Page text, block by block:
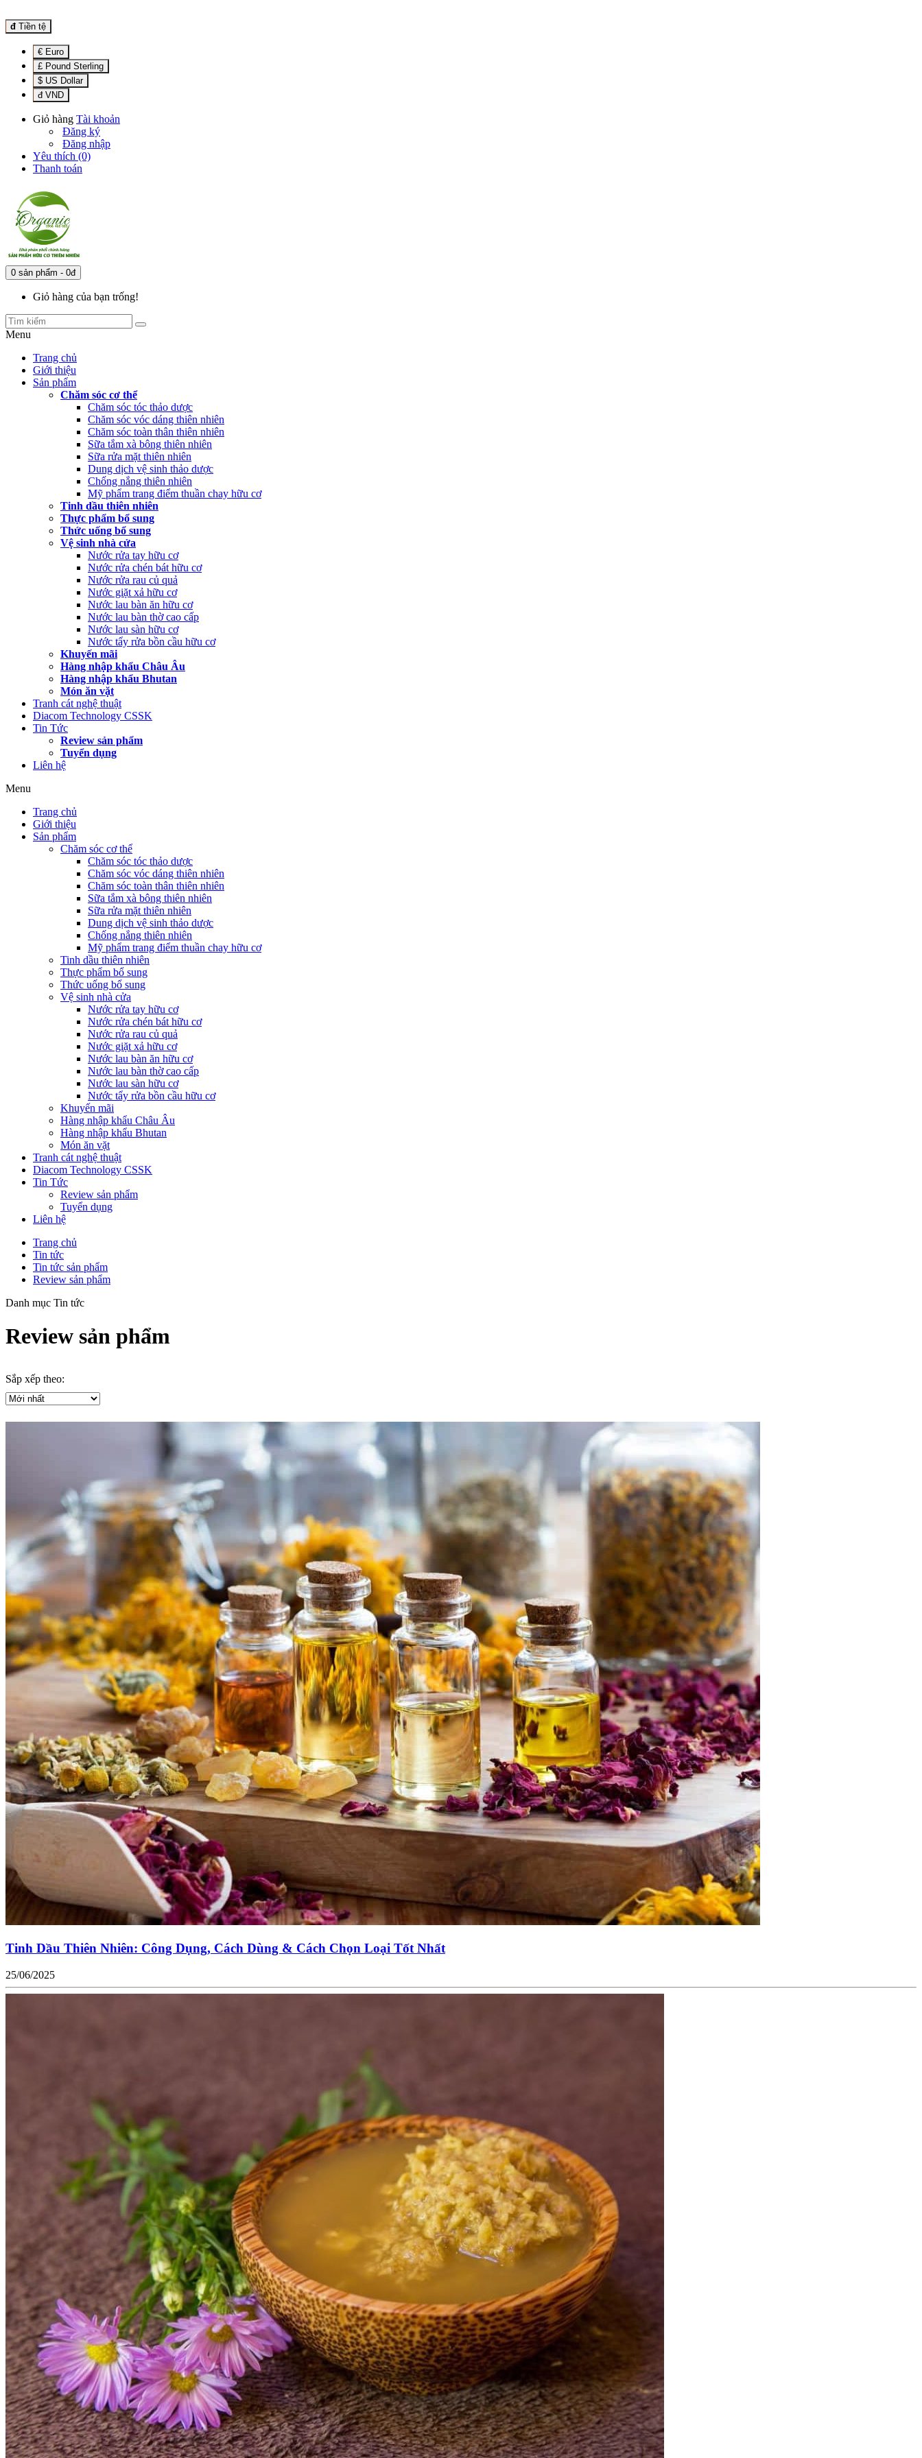
đ Tiền tệ
€ Euro
£ Pound Sterling
$ US Dollar
đ VND
Giỏ hàng Tài khoản
Đăng ký
Đăng nhập
Yêu thích (0)
Thanh toán
0 sản phẩm - 0đ
Giỏ hàng của bạn trống!
Menu
Trang chủ
Giới thiệu
Sản phẩm
Chăm sóc cơ thể
Chăm sóc tóc thảo dược
Chăm sóc vóc dáng thiên nhiên
Chăm sóc toàn thân thiên nhiên
Sữa tắm xà bông thiên nhiên
Sữa rửa mặt thiên nhiên
Dung dịch vệ sinh thảo dược
Chống nắng thiên nhiên
Mỹ phẩm trang điểm thuần chay hữu cơ
Tinh dầu thiên nhiên
Thực phẩm bổ sung
Thức uống bổ sung
Vệ sinh nhà cửa
Nước rửa tay hữu cơ
Nước rửa chén bát hữu cơ
Nước rửa rau củ quả
Nước giặt xả hữu cơ
Nước lau bàn ăn hữu cơ
Nước lau bàn thờ cao cấp
Nước lau sàn hữu cơ
Nước tẩy rửa bồn cầu hữu cơ
Khuyến mãi
Hàng nhập khẩu Châu Âu
Hàng nhập khẩu Bhutan
Món ăn vặt
Tranh cát nghệ thuật
Diacom Technology CSSK
Tin Tức
Review sản phẩm
Tuyển dụng
Liên hệ
Menu
Trang chủ
Giới thiệu
Sản phẩm
Chăm sóc cơ thể
Chăm sóc tóc thảo dược
Chăm sóc vóc dáng thiên nhiên
Chăm sóc toàn thân thiên nhiên
Sữa tắm xà bông thiên nhiên
Sữa rửa mặt thiên nhiên
Dung dịch vệ sinh thảo dược
Chống nắng thiên nhiên
Mỹ phẩm trang điểm thuần chay hữu cơ
Tinh dầu thiên nhiên
Thực phẩm bổ sung
Thức uống bổ sung
Vệ sinh nhà cửa
Nước rửa tay hữu cơ
Nước rửa chén bát hữu cơ
Nước rửa rau củ quả
Nước giặt xả hữu cơ
Nước lau bàn ăn hữu cơ
Nước lau bàn thờ cao cấp
Nước lau sàn hữu cơ
Nước tẩy rửa bồn cầu hữu cơ
Khuyến mãi
Hàng nhập khẩu Châu Âu
Hàng nhập khẩu Bhutan
Món ăn vặt
Tranh cát nghệ thuật
Diacom Technology CSSK
Tin Tức
Review sản phẩm
Tuyển dụng
Liên hệ
Trang chủ
Tin tức
Tin tức sản phẩm
Review sản phẩm
Danh mục Tin tức
Review sản phẩm
Sắp xếp theo:
Tinh Dầu Thiên Nhiên: Công Dụng, Cách Dùng & Cách Chọn Loại Tốt Nhất
25/06/2025